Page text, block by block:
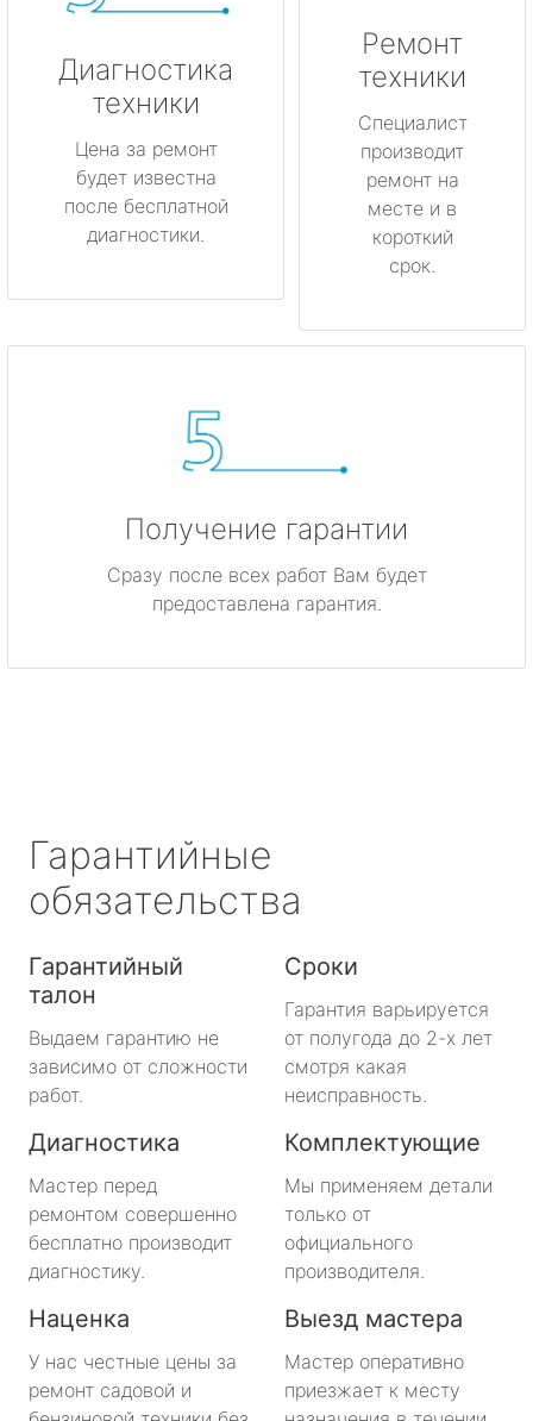
Диагностика
техники
Цена за ремонт
будет известна
после бесплатной
диагностики.
Ремонт
техники
Специалист
производит
ремонт на
месте и в
короткий
срок.
Получение гарантии
Сразу после всех работ Вам будет
предоставлена гарантия.
Гарантийные
обязательства
Гарантийный
талон
Выдаем гарантию не
зависимо от сложности
работ.
Сроки
Гарантия варьируется
от полугода до 2-х лет
смотря какая
неисправность.
Диагностика
Мастер перед
ремонтом совершенно
бесплатно производит
диагностику.
Комплектующие
Мы применяем детали
только от
официального
производителя.
Наценка
У нас честные цены за
ремонт садовой и
Выезд мастера
Мастер оперативно
приезжает к месту